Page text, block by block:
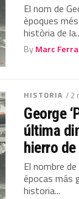
El nom de
èpoques
història de
ByMarc
HISTORIA / 2
George
última
hierro
El nombre
épocas más
historia...